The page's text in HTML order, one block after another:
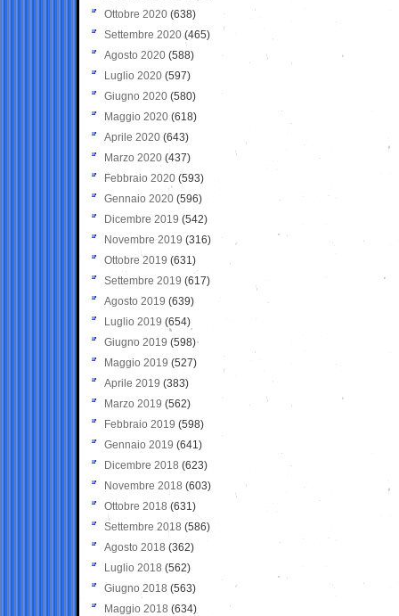
Ottobre 2020 (638)
Settembre 2020(465)
Agosto 2020 (588)
Luglio 2020 (597)
Giugno 2020 (580)
Maggio 2020 (618)
Aprile 2020 (643)
Marzo 2020 (437)
Febbraio 2020 (593)
Gennaio 2020 (596)
Dicembre 2019 (542)
Novembre 2019 (316)
Ottobre 2019 (631)
Settembre 2019 (617)
Agosto 2019 (639)
Luglio 2019 (654)
Giugno 2019 (598)
Maggio 2019 (527)
Aprile 2019 (383)
Marzo 2019 (562)
Febbraio 2019 (598)
Gennaio 2019 (641)
Dicembre 2018 (623)
Novembre 2018 (603)
Ottobre 2018 (631)
Settembre 2018 (586)
Agosto 2018 (362)
Luglio 2018 (562)
Giugno 2018 (563)
Maggio 2018 (634)